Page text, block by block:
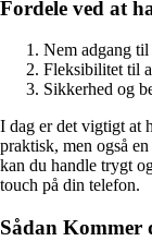
Fordele ved at
Nem adgang
Fleksibilitet til
Sikkerhed og
I dag er det vigtigt at
praktisk, men også
kan du handle trygt
touch på din telefon.
Sådan Kommer